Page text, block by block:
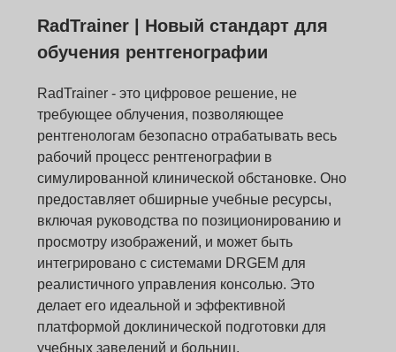
RadTrainer | Новый стандарт для
обучения рентгенографии
RadTrainer - это цифровое решение, не
требующее облучения, позволяющее
рентгенологам безопасно отрабатывать весь
рабочий процесс рентгенографии в
симулированной клинической обстановке. Оно
предоставляет обширные учебные ресурсы,
включая руководства по позиционированию и
просмотру изображений, и может быть
интегрировано с системами DRGEM для
реалистичного управления консолью. Это
делает его идеальной и эффективной
платформой доклинической подготовки для
учебных заведений и больниц.